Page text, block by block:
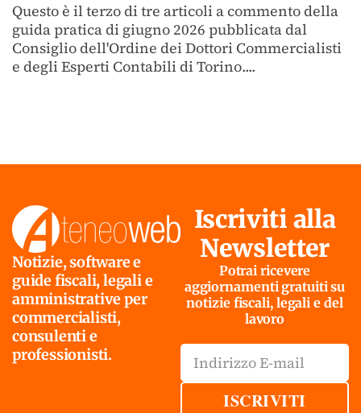
Questo è il terzo di tre articoli a commento della
guida pratica di giugno 2026 pubblicata dal
Consiglio dell'Ordine dei Dottori Commercialisti
e degli Esperti Contabili di Torino....
Notizie, software e
guide fiscali, legali e
amministrative per
commercialisti,
consulenti e
professionisti.
Iscriviti alla
Newsletter
Potrai ricevere
aggiornamenti gratuiti su
notizie fiscali, legali e del
lavoro
ISCRIVITI